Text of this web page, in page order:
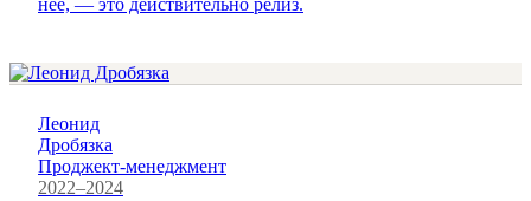
Леонид
Дробязка
Проджект-менеджмент
2022–2024